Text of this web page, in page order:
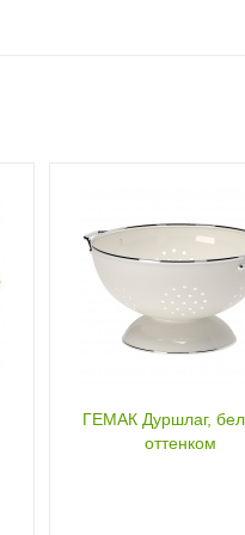
ГЕМАК Дуршлаг,
оттенком